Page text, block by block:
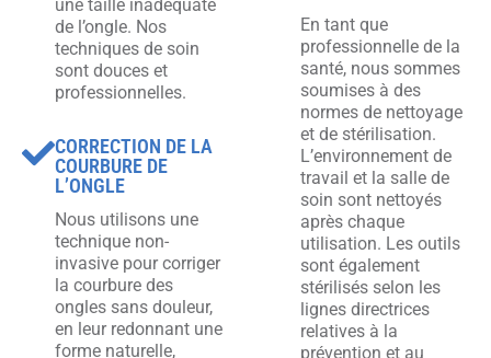
une taille inadéquate
de l’ongle. Nos
techniques de soin
sont douces et
professionnelles.
CORRECTION DE LA
COURBURE DE
L’ONGLE
Nous utilisons une
technique non-
invasive pour corriger
la courbure des
ongles sans douleur,
en leur redonnant une
forme naturelle,
En tant que
professionnelle de la
santé, nous sommes
soumises à des
normes de nettoyage
et de stérilisation.
L’environnement de
travail et la salle de
soin sont nettoyés
après chaque
utilisation. Les outils
sont également
stérilisés selon les
lignes directrices
relatives à la
prévention et au